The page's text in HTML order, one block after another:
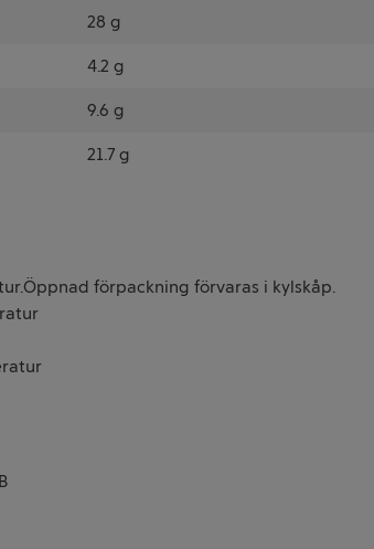
28 g
4.2 g
9.6 g
21.7 g
förpackning förvaras i kylskåp.